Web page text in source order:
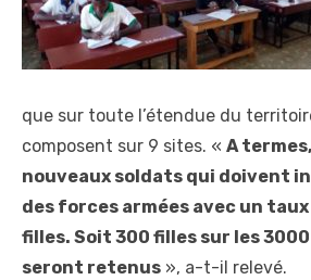
que sur toute l’étendue du
composent sur 9 sites. « A
nouveaux soldats qui doivent
des forces armées avec un taux
filles. Soit 300 filles sur les
seront retenus », a-t-il relevé.